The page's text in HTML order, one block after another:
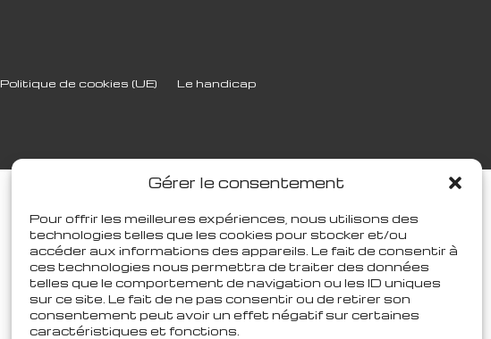
Gérer le consentement
Pour offrir les meilleures expériences, nous utilisons des
technologies telles que les cookies pour stocker et/ou
accéder aux informations des appareils. Le fait de consentir à
ces technologies nous permettra de traiter des données
telles que le comportement de navigation ou les ID uniques
sur ce site. Le fait de ne pas consentir ou de retirer son
consentement peut avoir un effet négatif sur certaines
caractéristiques et fonctions.
Politique de cookies (UE) Le handicap